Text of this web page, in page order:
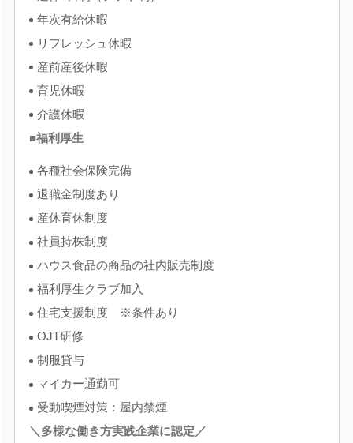
年次有給休暇
リフレッシュ休暇
産前産後休暇
育児休暇
介護休暇
■福利厚生
各種社会保険完備
退職金制度あり
産休育休制度
社員持株制度
ハウス食品の商品の社内販売制度
福利厚生クラブ加入
住宅支援制度 ※条件あり
OJT研修
制服貸与
マイカー通勤可
受動喫煙対策：屋内禁煙
＼多様な働き方実践企業に認定／